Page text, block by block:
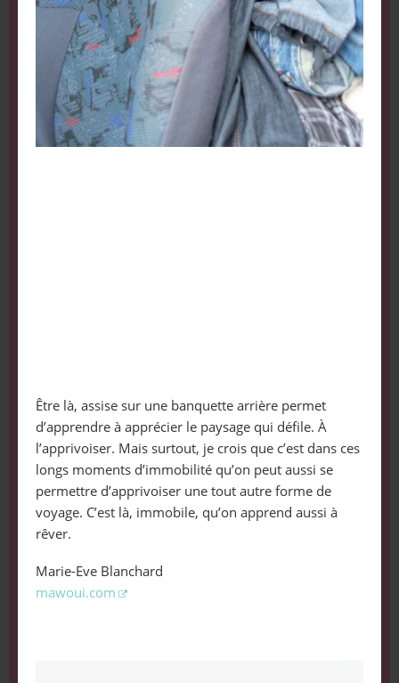
Être là, assise sur une banquette arrière permet
d’apprendre à apprécier le paysage qui défile. À
l’apprivoiser. Mais surtout, je crois que c’est dans ces
longs moments d’immobilité qu’on peut aussi se
permettre d’apprivoiser une tout autre forme de
voyage. C’est là, immobile, qu’on apprend aussi à
rêver.
Marie-Eve Blanchard
mawoui.com